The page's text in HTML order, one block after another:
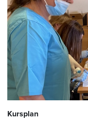
Kursplan